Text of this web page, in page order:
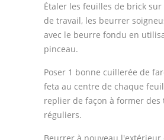
Étaler les feuilles de brick sur
de travail, les beurrer
avec le beurre fondu en
pinceau.
Poser 1 bonne cuillerée de
feta au centre de chaque
replier de façon à former des
réguliers.